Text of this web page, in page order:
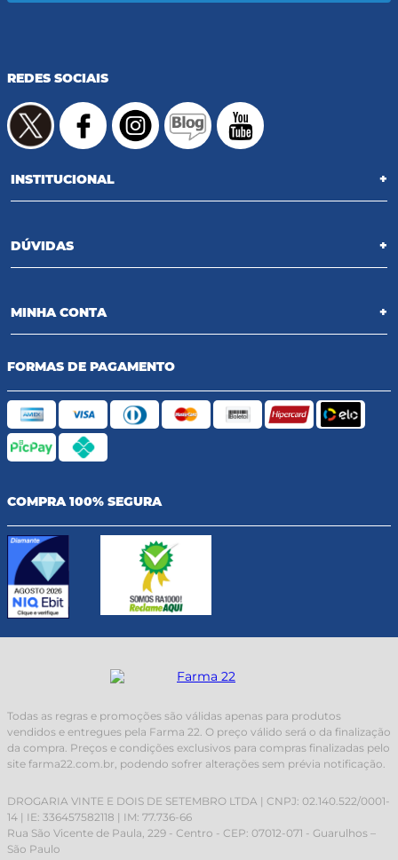
REDES SOCIAIS
INSTITUCIONAL +
DÚVIDAS +
MINHA CONTA +
FORMAS DE PAGAMENTO
COMPRA 100% SEGURA
Todas as regras e promoções são válidas apenas para produtos
vendidos e entregues pela Farma 22. O preço válido será o da finalização
da compra. Preços e condições exclusivos para compras finalizadas pelo
site farma22.com.br, podendo sofrer alterações sem prévia notificação.
DROGARIA VINTE E DOIS DE SETEMBRO LTDA | CNPJ: 02.140.522/0001-
14 | IE: 336457582118 | IM: 77.736-66
Rua São Vicente de Paula, 229 - Centro - CEP: 07012-071 - Guarulhos –
São Paulo